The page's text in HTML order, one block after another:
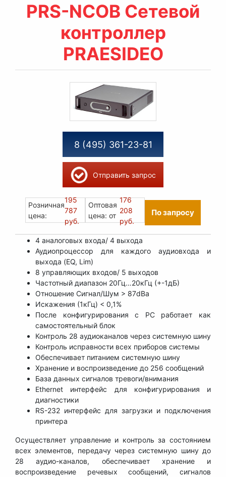
PRS-NCOB Сетевой
контроллер
PRAESIDEO
8 (495) 361-23-81
Отправить запрос
Розничная
цена:
195
787
руб.
Оптовая
цена: от
176
208
руб.
По запросу
4 аналоговых входа/ 4 выхода
Аудиопроцессор для каждого аудиовхода и
выхода (EQ, Lim)
8 управляющих входов/ 5 выходов
Частотный диапазон 20Гц…20кГц (+-1дБ)
Отношение Сигнал/Шум > 87dBa
Искажения (1кГц) < 0,1%
После конфигурирования с PC работает как
самостоятельный блок
Контроль 28 аудиоканалов через системную шину
Контроль исправности всех приборов системы
Обеспечивает питанием системную шину
Хранение и воспроизведение до 256 сообщений
База данных сигналов тревоги/внимания
Ethernet интерфейс для конфигурирования и
диагностики
RS-232 интерфейс для загрузки и подключения
принтера
Осуществляет управление и контроль за состоянием
всех элементов, передачу через системную шину до
28 аудио-каналов, обеспечивает хранение и
воспроизведение речевых сообщений, сигналов